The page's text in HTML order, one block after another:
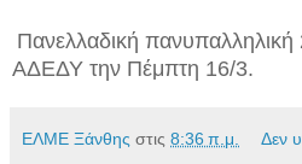
Πανελλαδική
ΑΔΕΔΥ την Πέμπτη 16/3.
ΕΛΜΕ Ξάνθης στις 8:36 π.μ. Δεν